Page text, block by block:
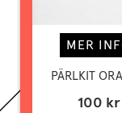
MER
PÄRLKIT
100 kr